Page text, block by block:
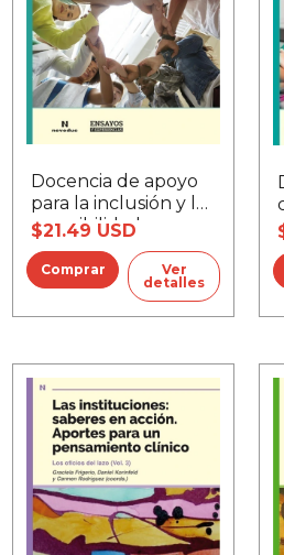
Docencia de apoyo
para la inclusión y la
accesibilidad
educativa, La
$21.49 USD
Ver
detalles